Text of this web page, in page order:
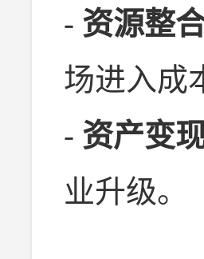
- 资源整
场进入成
- 资产变
业升级。